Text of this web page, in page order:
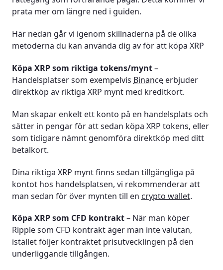
prata mer om längre ned i guiden.
Här nedan går vi igenom skillnaderna på de olika
metoderna du kan använda dig av för att köpa XRP
Köpa XRP som riktiga tokens/mynt–
Handelsplatser som exempelvis Binance erbjuder
direktköp av riktiga XRP mynt med kreditkort.
Man skapar enkelt ett konto på en handelsplats och
sätter in pengar för att sedan köpa XRP tokens, eller
som tidigare nämnt genomföra direktköp med ditt
betalkort.
Dina riktiga XRP mynt finns sedan tillgängliga på
kontot hos handelsplatsen, vi rekommenderar att
man sedan för över mynten till en crypto wallet.
Köpa XRP som CFD kontrakt– När man köper
Ripple som CFD kontrakt äger man inte valutan,
istället följer kontraktet prisutvecklingen på den
underliggande tillgången.